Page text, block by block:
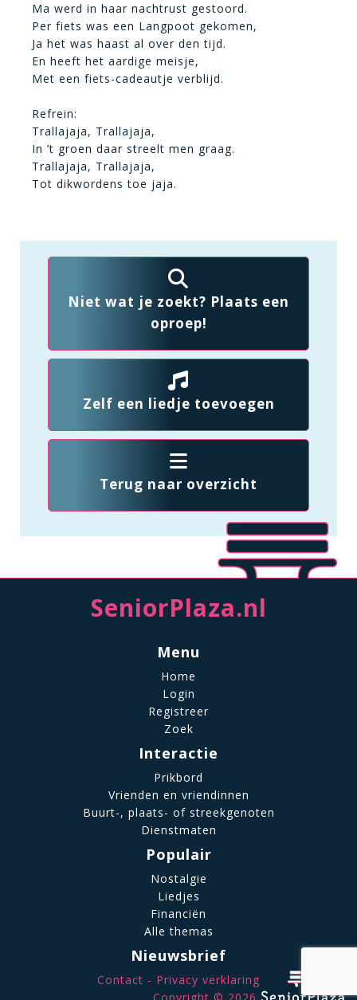
Ma werd in haar nachtrust gestoord.
Per fiets was een Langpoot gekomen,
Ja het was haast al over den tijd.
En heeft het aardige meisje,
Met een fiets-cadeautje verblijd.
Refrein:
Trallajaja, Trallajaja,
In ’t groen daar streelt men graag.
Trallajaja, Trallajaja,
Tot dikwordens toe jaja.
Niet wat je zoekt? Plaats een
oproep!
Zelf een liedje toevoegen
Terug naar overzicht
SeniorPlaza.nl
Menu
Home
Login
Registreer
Zoek
Interactie
Prikbord
Vrienden en vriendinnen
Buurt-, plaats- of streekgenoten
Dienstmaten
Populair
Nostalgie
Liedjes
Financiën
Alle themas
Nieuwsbrief
Contact
Privacy verklaring